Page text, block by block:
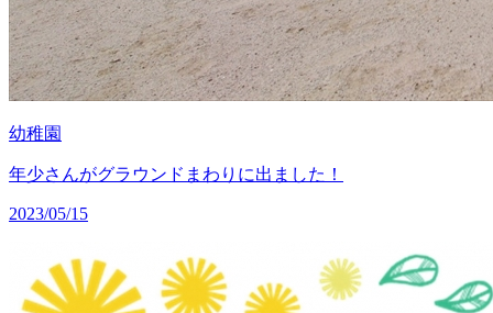
幼稚園
年少さんがグラウンドまわりに出ました！
2023/05/15